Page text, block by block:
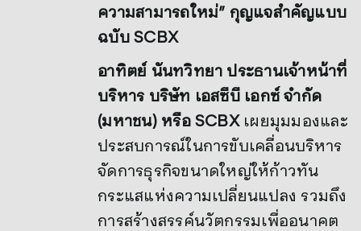
ความสามารถใหม่” กุญแจสำคัญแบบ
ฉบับ SCBX
อาทิตย์ นันทวิทยา ประธานเจ้าหน้าที่
บริหาร บริษัท เอสซีบี เอกซ์ จำกัด
(มหาชน) หรือ SCBXเผยมุมมองและ
ประสบการณ์ในการขับเคลื่อนบริหาร
จัดการธุรกิจขนาดใหญ่ให้ก้าวทัน
กระแสแห่งความเปลี่ยนแปลง รวมถึง
การสร้างสรรค์นวัตกรรมเพื่ออนาคต